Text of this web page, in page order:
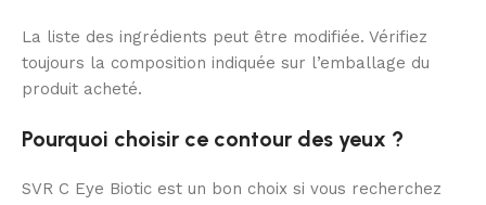
La liste des ingrédients peut être modifiée. Vérifiez
toujours la composition indiquée sur l’emballage du
produit acheté.
Pourquoi choisir ce contour des yeux ?
SVR C Eye Biotic est un bon choix si vous recherchez